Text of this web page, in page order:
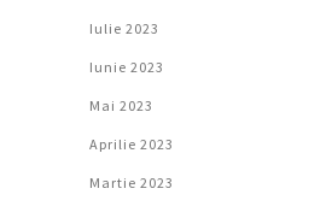
Iulie 2023
Iunie 2023
Mai 2023
Aprilie 2023
Martie 2023